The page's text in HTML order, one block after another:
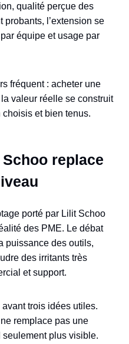
qualité perçue des
l’extension se
équipe et usage par
fréquent : acheter une
valeur réelle se construit
et bien tenus.
replace
porté par Lilit Schoo
des PME. Le débat
puissance des outils,
des irritants très
et support.
trois idées utiles.
remplace pas une
plus visible.